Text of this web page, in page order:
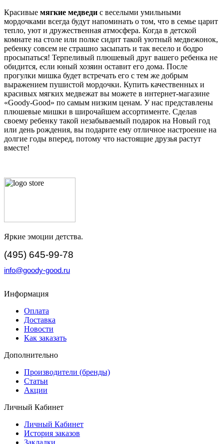
Красивые мягкие медведи с веселыми умильными
мордочками всегда будут напоминать о том, что в семье царит
тепло, уют и дружественная атмосфера. Когда в детской
комнате на столе или полке сидит такой уютный медвежонок,
ребенку совсем не страшно засыпать и так весело и бодро
просыпаться! Терпеливый плюшевый друг вашего ребенка не
обидится, если юный хозяин оставит его дома. После
прогулки мишка будет встречать его с тем же добрым
выражением пушистой мордочки. Купить качественных и
красивых мягких медвежат вы можете в интернет-магазине
«Goody-Good» по самым низким ценам. У нас представлены
плюшевые мишки в широчайшем ассортименте. Сделав
своему ребенку такой незабываемый подарок на Новый год
или день рождения, вы подарите ему отличное настроение на
долгие годы вперед, потому что настоящие друзья растут
вместе!
Яркие эмоции детства.
(495) 645-99-78
info@goody-good.ru
Информация
Оплата
Доставка
Новости
Как заказать
Дополнительно
Производители (бренды)
Статьи
Акции
Личный Кабинет
Личный Кабинет
История заказов
Закладки